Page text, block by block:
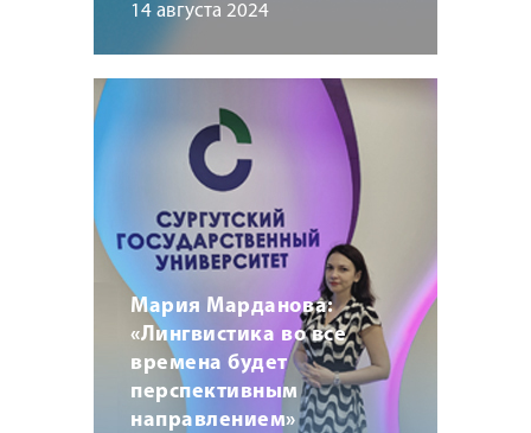
14 августа 2024
Мария Марданова:
«Лингвистика во все
времена будет
перспективным
направлением»